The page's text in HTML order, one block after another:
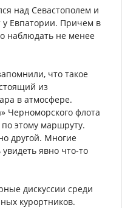
над Севастополем и
у Евпатории. Причем в
наблюдать не менее
что такое
из
в атмосфере.
Черноморского флота
по этому маршруту.
другой. Многие
явно что-то
дискуссии среди
курортников.